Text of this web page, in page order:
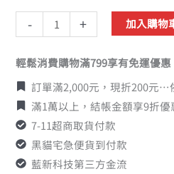
- + 加入購物
輕鬆消費購物滿799享有免運優惠
訂單滿2,000元，現折200元…
滿1萬以上，結帳金額享9折
7-11超商取貨付款
黑貓宅急便貨到付款
藍新科技第三方金流